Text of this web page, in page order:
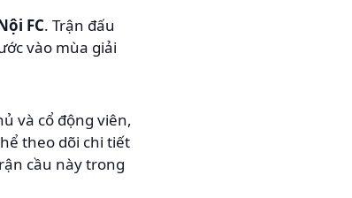
FC. Trận đấu
vào mùa giải
và cổ động viên,
theo dõi chi tiết
cầu này trong